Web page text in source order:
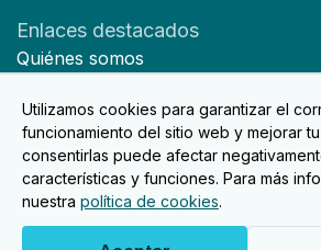
Utilizamos cookies para garantizar el
funcionamiento del sitio web y mejorar
consentirlas puede afectar
características y funciones. Para más
nuestra política de cookies.
Enlaces destacados
Quiénes somos
Hazte socio
Noticias
Contacto
2026© Diseñado y desarrollado por
Aviso Legal